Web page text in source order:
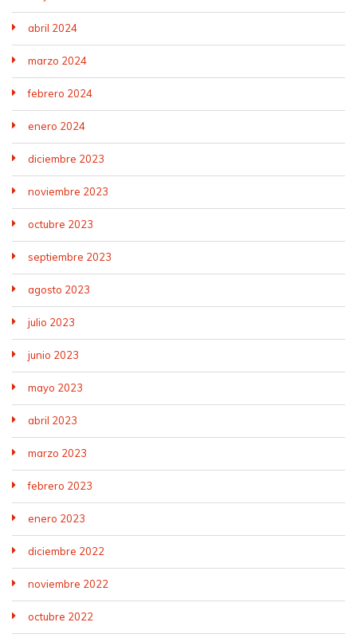
abril 2024
marzo 2024
febrero 2024
enero 2024
diciembre 2023
noviembre 2023
octubre 2023
septiembre 2023
agosto 2023
julio 2023
junio 2023
mayo 2023
abril 2023
marzo 2023
febrero 2023
enero 2023
diciembre 2022
noviembre 2022
octubre 2022